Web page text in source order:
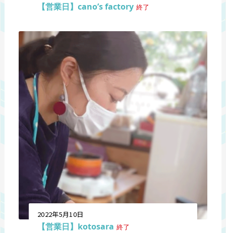
【営業日】cano’s factory 終了
2022年5月10日
【営業日】kotosara 終了